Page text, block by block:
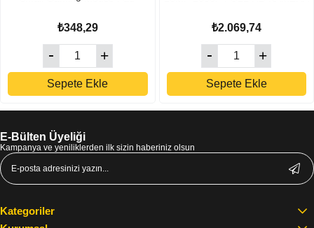
₺348,29
Sepete Ekle
₺2.069,74
Sepete Ekle
E-Bülten Üyeliği
Kampanya ve yeniliklerden ilk sizin haberiniz olsun
Kategoriler